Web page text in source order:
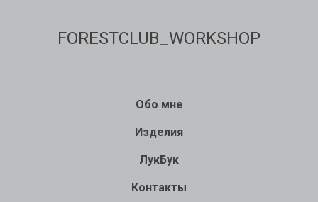
FORESTCLUB_WORKSHOP
Обо мне
Изделия
ЛукБук
Контакты